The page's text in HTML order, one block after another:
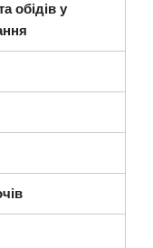
обідів у